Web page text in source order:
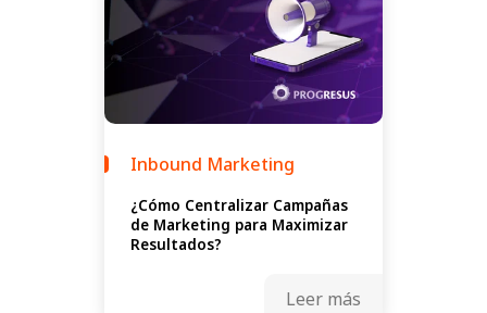
Inbound Marketing
¿Cómo Centralizar Campañas
de Marketing para Maximizar
Resultados?
Leer más